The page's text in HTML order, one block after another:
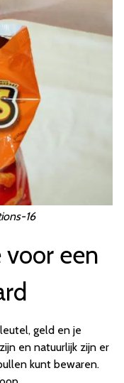
16
een
geld en je
en natuurlijk zijn er
kunt bewaren.